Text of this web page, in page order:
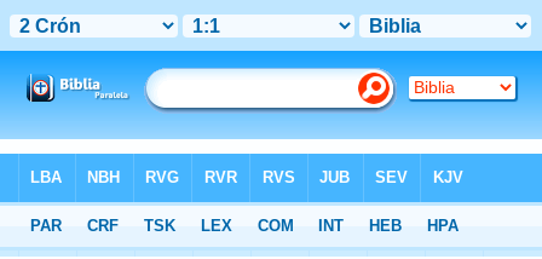
>2 Crónicas Capítulo 1 > Verso 1